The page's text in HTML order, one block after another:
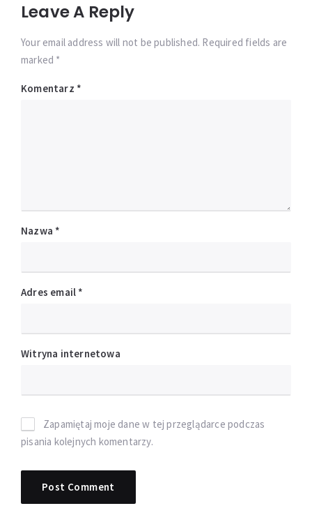
Leave A Reply
Your email address will not be published. Required fields are
marked *
Komentarz *
Nazwa *
Adres email *
Witryna internetowa
Zapamiętaj moje dane w tej przeglądarce podczas
pisania kolejnych komentarzy.